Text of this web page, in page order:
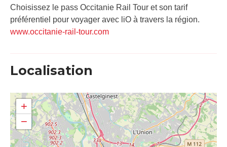
Choisissez le pass Occitanie Rail Tour et son tarif
préférentiel pour voyager avec liO à travers la région.
www.occitanie-rail-tour.com
Localisation
+
−